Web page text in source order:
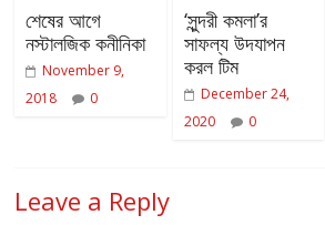
শেষের আগে
নস্টালজিক কনীনিকা
November 9,
2018
0
‘সুন্দরী কমলা’র
সাফল্য উদযাপন
করল টিম
December 24,
2020
0
Leave a Reply